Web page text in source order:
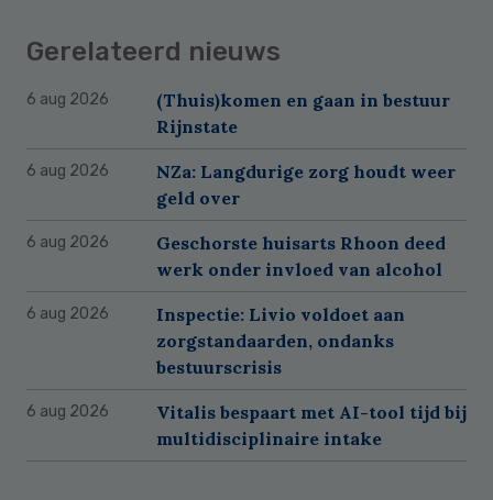
Gerelateerd nieuws
6 aug 2026
(Thuis)komen en gaan in bestuur
Rijnstate
6 aug 2026
NZa: Langdurige zorg houdt weer
geld over
6 aug 2026
Geschorste huisarts Rhoon deed
werk onder invloed van alcohol
6 aug 2026
Inspectie: Livio voldoet aan
zorgstandaarden, ondanks
bestuurscrisis
6 aug 2026
Vitalis bespaart met AI-tool tijd bij
multidisciplinaire intake